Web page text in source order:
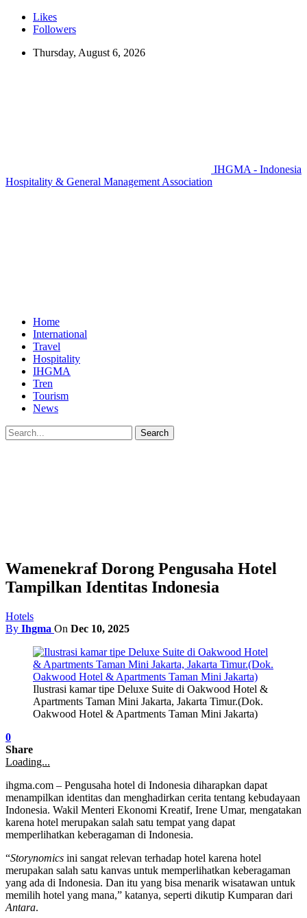
Likes
Followers
Thursday, August 6, 2026
IHGMA - Indonesia
Hospitality & General Management Association
Home
International
Travel
Hospitality
IHGMA
Tren
Tourism
News
Wamenekraf Dorong Pengusaha Hotel
Tampilkan Identitas Indonesia
Hotels
By Ihgma On Dec 10, 2025
Ilustrasi kamar tipe Deluxe Suite di Oakwood Hotel &
Apartments Taman Mini Jakarta, Jakarta Timur.(Dok.
Oakwood Hotel & Apartments Taman Mini Jakarta)
0
Share
Loading...
ihgma.com – Pengusaha hotel di Indonesia diharapkan dapat
menampilkan identitas dan menghadirkan cerita tentang kebudayaan
Indonesia. Wakil Menteri Ekonomi Kreatif, Irene Umar, mengatakan
karena hotel merupakan salah satu tempat yang dapat
memperlihatkan keberagaman di Indonesia.
“Storynomics ini sangat relevan terhadap hotel karena hotel
merupakan salah satu kanvas untuk memperlihatkan keberagaman
yang ada di Indonesia. Dan itu yang bisa menarik wisatawan untuk
memilih hotel yang mana,” katanya, seperti dikutip Kumparan dari
Antara.